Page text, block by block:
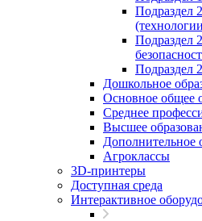
Подраздел
Подраздел
Подраздел
Дошкольное
Основное общее
Среднее
Высшее
Дополнительное
Агроклассы
3D-принтеры
Доступная среда
Интерактивное